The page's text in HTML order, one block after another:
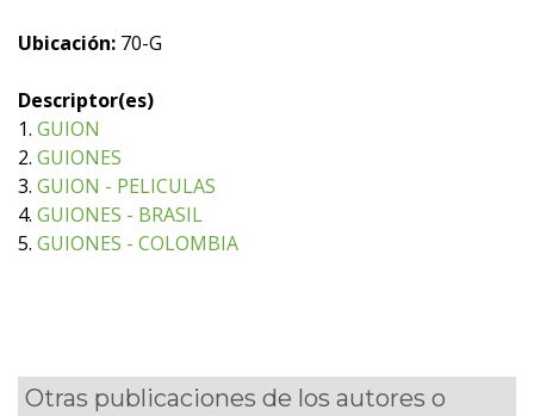
Ubicación: 70-G
Descriptor(es)
1. GUION
2. GUIONES
3. GUION - PELICULAS
4. GUIONES - BRASIL
5. GUIONES - COLOMBIA
Otras publicaciones de los autores o